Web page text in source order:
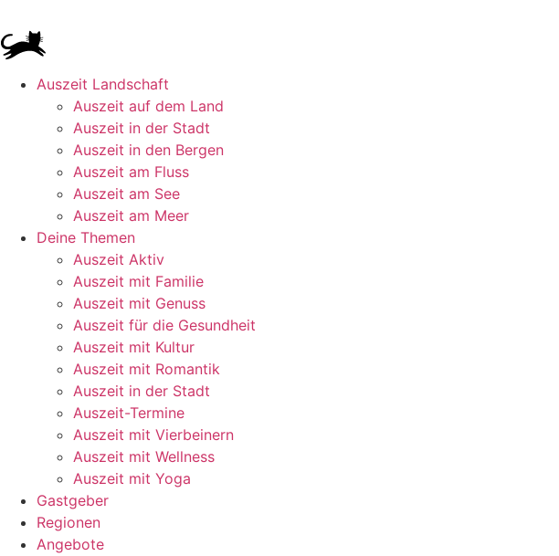
Auszeit Landschaft
Auszeit auf dem Land
Auszeit in der Stadt
Auszeit in den Bergen
Auszeit am Fluss
Auszeit am See
Auszeit am Meer
Deine Themen
Auszeit Aktiv
Auszeit mit Familie
Auszeit mit Genuss
Auszeit für die Gesundheit
Auszeit mit Kultur
Auszeit mit Romantik
Auszeit in der Stadt
Auszeit-Termine
Auszeit mit Vierbeinern
Auszeit mit Wellness
Auszeit mit Yoga
Gastgeber
Regionen
Angebote